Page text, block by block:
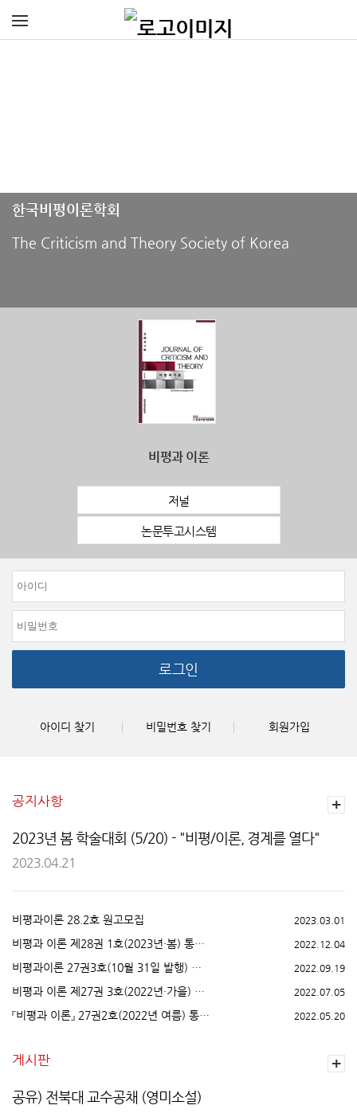
한국비평이론학회
​The Criticism and Theory Society of Korea
비평과 이론
저널
논문투고시스템
로그인
아이디 찾기 비밀번호 찾기 회원가입
공지사항
2023년 봄 학술대회 (5/20) - "비평/이론, 경계를 열다"
2023.04.21
비평과이론 28.2호 원고모집 2023.03.01
비평과 이론 제28권 1호(2023년・봄) 통권 제59호 투고 연장 안내 2022.12.04
비평과이론 27권3호(10월 31일 발행) 통권 제58호 원고모집 연장 2022.09.19
비평과 이론 제27권 3호(2022년・가을) 통권 제58호 원고모집 2022.07.05
『비평과 이론』 27권2호(2022년 여름) 통권 제57호 투고마감일 연장 2022.05.20
게시판
공유) 전북대 교수공채 (영미소설)